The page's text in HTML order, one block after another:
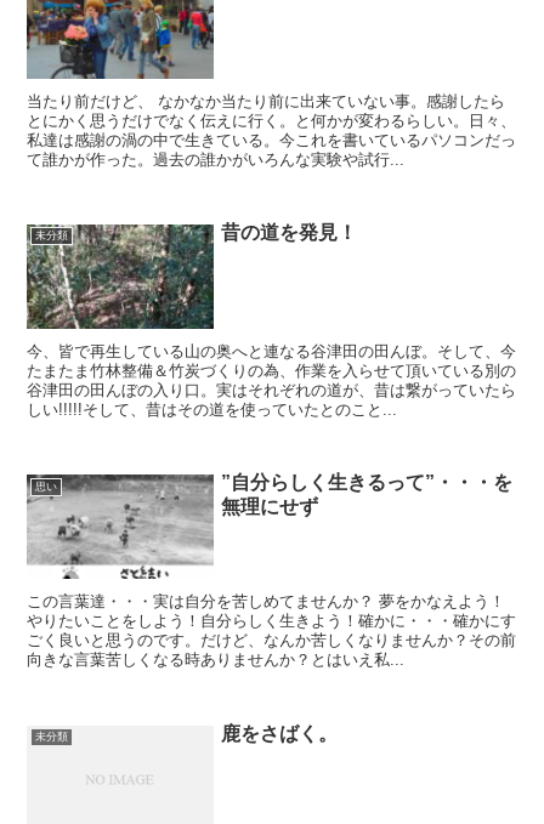
当たり前だけど、 なかなか当たり前に出来ていない事。感謝したら
とにかく思うだけでなく伝えに行く。と何かが変わるらしい。日々、
私達は感謝の渦の中で生きている。今これを書いているパソコンだっ
て誰かが作った。過去の誰かがいろんな実験や試行...
未分類 昔の道を発見！
今、皆で再生している山の奥へと連なる谷津田の田んぼ。そして、今
たまたま竹林整備＆竹炭づくりの為、作業を入らせて頂いている別の
谷津田の田んぼの入り口。実はそれぞれの道が、昔は繋がっていたら
しい!!!!!そして、昔はその道を使っていたとのこと...
思い
”自分らしく生きるって”・・・を
無理にせず
この言葉達・・・実は自分を苦しめてませんか？ 夢をかなえよう！
やりたいことをしよう！自分らしく生きよう！確かに・・・確かにす
ごく良いと思うのです。だけど、なんか苦しくなりませんか？その前
向きな言葉苦しくなる時ありませんか？とはいえ私...
未分類 鹿をさばく。